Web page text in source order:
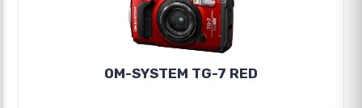
OM-SYSTEM TG-7 RED